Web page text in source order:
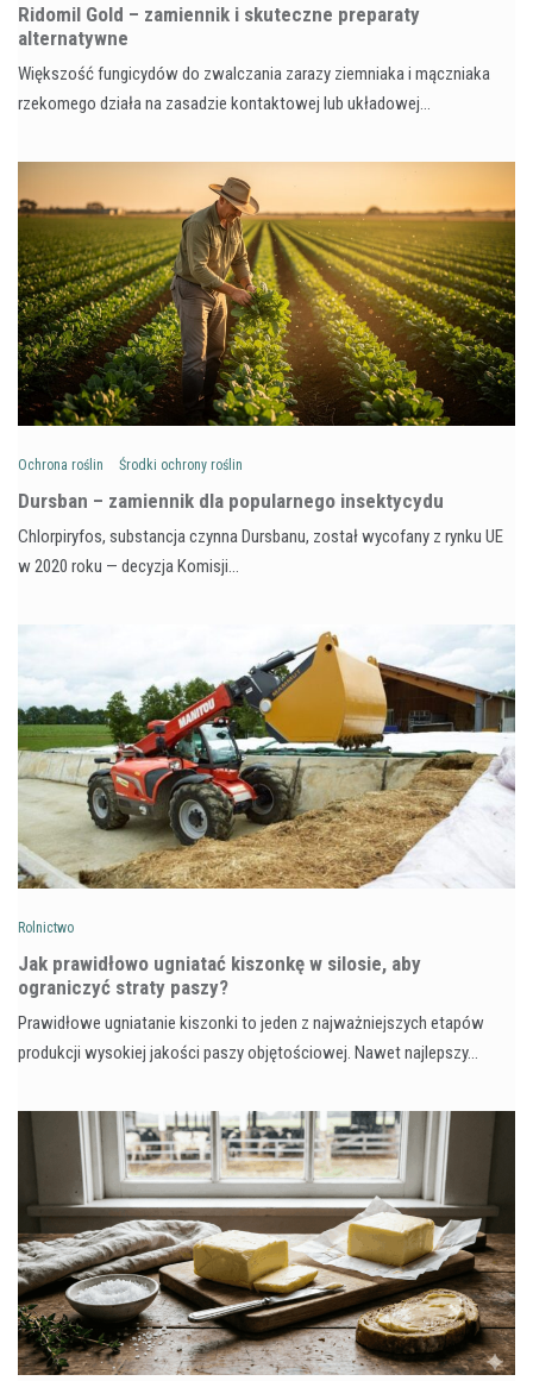
Ridomil Gold – zamiennik i skuteczne preparaty
alternatywne
Większość fungicydów do zwalczania zarazy ziemniaka i mączniaka
rzekomego działa na zasadzie kontaktowej lub układowej…
Ochrona roślin Środki ochrony roślin
Dursban – zamiennik dla popularnego insektycydu
Chlorpiryfos, substancja czynna Dursbanu, został wycofany z rynku UE
w 2020 roku — decyzja Komisji…
Rolnictwo
Jak prawidłowo ugniatać kiszonkę w silosie, aby
ograniczyć straty paszy?
Prawidłowe ugniatanie kiszonki to jeden z najważniejszych etapów
produkcji wysokiej jakości paszy objętościowej. Nawet najlepszy…